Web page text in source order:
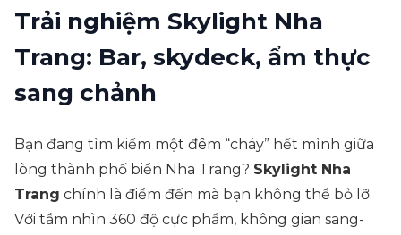
Trải nghiệm Skylight Nha
Trang: Bar, skydeck, ẩm thực
sang chảnh
Bạn đang tìm kiếm một đêm “cháy” hết mình giữa
lòng thành phố biển Nha Trang? Skylight Nha
Trang chính là điểm đến mà bạn không thể bỏ lỡ.
Với tầm nhìn 360 độ cực phẩm, không gian sang-